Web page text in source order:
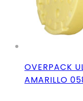
OVERPACK
AMARILLO